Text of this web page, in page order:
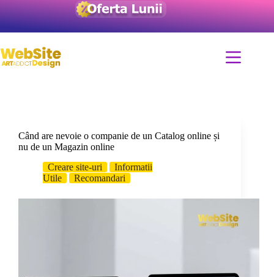
Când are nevoie o companie de un Catalog online și
nu de un Magazin online
Creare site-uri
Informatii
Utile
Recomandari